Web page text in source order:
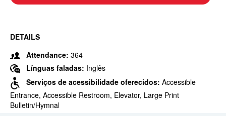
DETAILS
Attendance: 364
Línguas faladas: Inglês
Serviços de acessibilidade oferecidos: Accessible
Entrance, Accessible Restroom, Elevator, Large Print
Bulletin/Hymnal